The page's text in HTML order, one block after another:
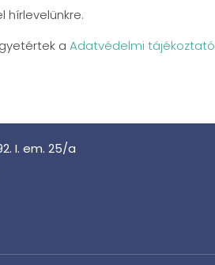
hírlevelünkre.
a Adatvédelmi tájékoztató
I. em. 25/a